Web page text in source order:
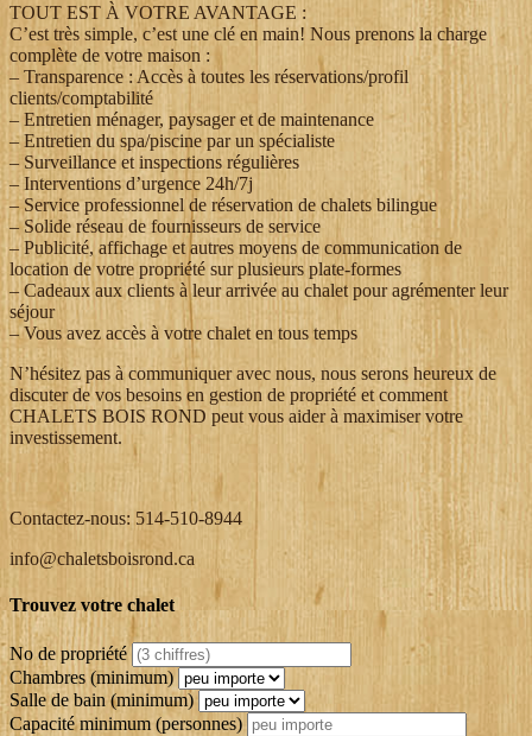
TOUT EST À VOTRE AVANTAGE :
C’est très simple, c’est une clé en main! Nous prenons la charge
complète de votre maison :
– Transparence : Accès à toutes les réservations/profil
clients/comptabilité
– Entretien ménager, paysager et de maintenance
– Entretien du spa/piscine par un spécialiste
– Surveillance et inspections régulières
– Interventions d’urgence 24h/7j
– Service professionnel de réservation de chalets bilingue
– Solide réseau de fournisseurs de service
– Publicité, affichage et autres moyens de communication de
location de votre propriété sur plusieurs plate-formes
– Cadeaux aux clients à leur arrivée au chalet pour agrémenter leur
séjour
– Vous avez accès à votre chalet en tous temps
N’hésitez pas à communiquer avec nous, nous serons heureux de
discuter de vos besoins en gestion de propriété et comment
CHALETS BOIS ROND peut vous aider à maximiser votre
investissement.
Contactez-nous: 514-510-8944
info@chaletsboisrond.ca
Trouvez votre chalet
No de propriété
Chambres (minimum)
Salle de bain (minimum)
Capacité minimum (personnes)